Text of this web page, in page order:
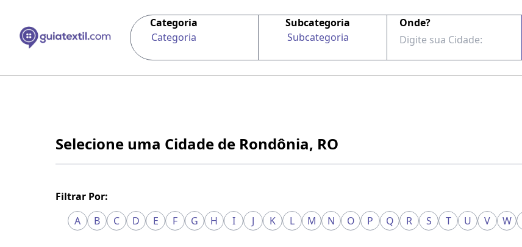
Categoria
Categoria
Subcategoria
Subcategoria
Onde?
Selecione uma Cidade de Rondônia, RO
Filtrar Por:
A
B C D E F G H I J K L M N O P Q R S T U V W